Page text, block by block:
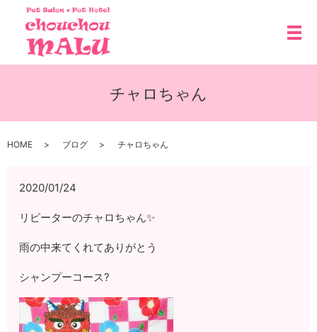
メ
チャロちゃん
HOME ブログ チャロちゃん
2020/01/24
リピーターのチャロちゃん✨
雨の中来てくれてありがとう
シャンプーコース?